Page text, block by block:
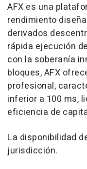
AFX es una
rendimiento
derivados
rápida ejecución
con la soberanía
bloques, AFX
profesional,
inferior a 100 ms,
eficiencia de
La disponibilidad
jurisdicción.